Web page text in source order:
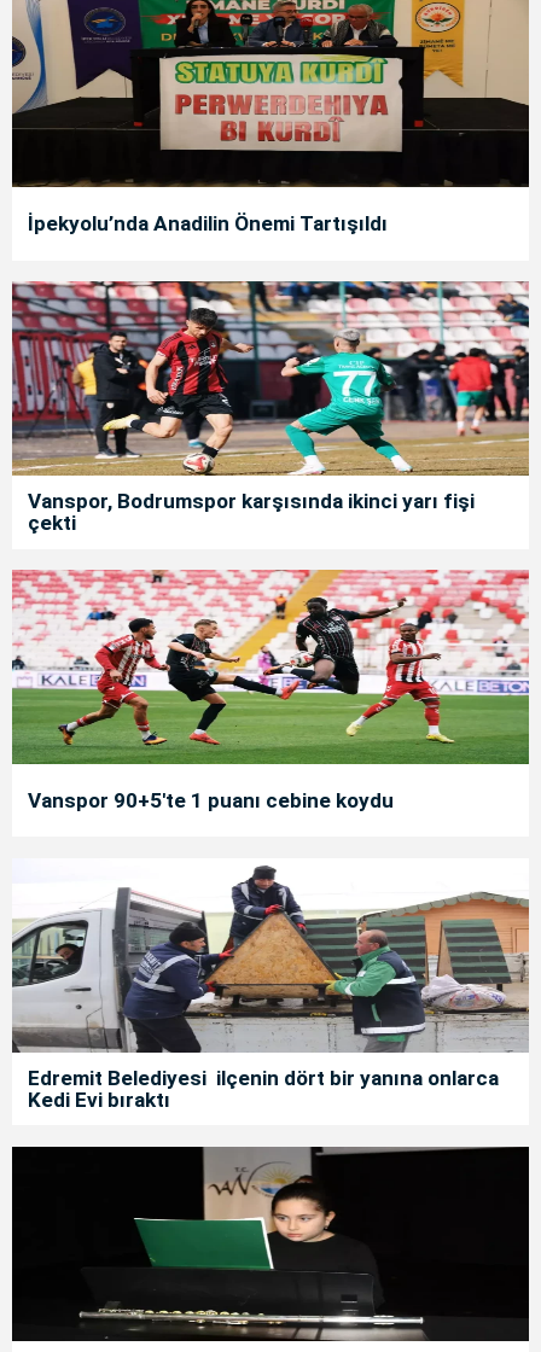
İpekyolu’nda Anadilin Önemi Tartışıldı
Vanspor, Bodrumspor karşısında ikinci yarı fişi
çekti
Vanspor 90+5'te 1 puanı cebine koydu
Edremit Belediyesi ilçenin dört bir yanına onlarca
Kedi Evi bıraktı